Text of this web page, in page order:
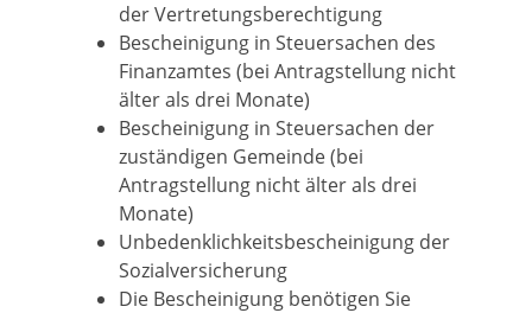
der Vertretungsberechtigung
Bescheinigung in Steuersachen des
Finanzamtes (bei Antragstellung nicht
älter als drei Monate)
Bescheinigung in Steuersachen der
zuständigen Gemeinde (bei
Antragstellung nicht älter als drei
Monate)
Unbedenklichkeitsbescheinigung der
Sozialversicherung
Die Bescheinigung benötigen Sie